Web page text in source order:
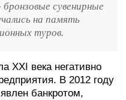
сувенирные
на память
туров.
XXI века негативно
В 2012 году
банкротом,